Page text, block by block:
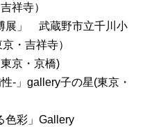
祥寺）
展」 武蔵野市立千川小
・吉祥寺）
京・京橋)
-」gallery子の星(東京・
色彩」Gallery